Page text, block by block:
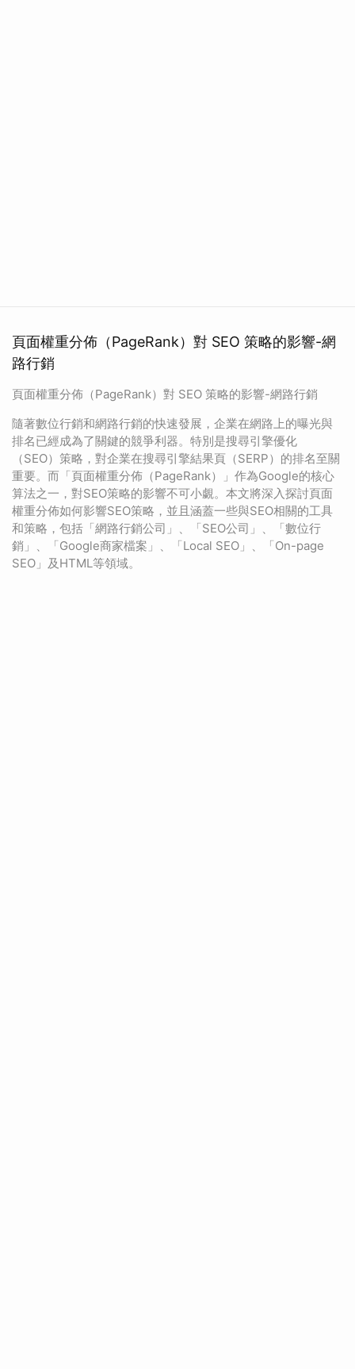
頁面權重分佈（PageRank）對 SEO 策略的影響-網
路行銷
頁面權重分佈（PageRank）對 SEO 策略的影響-網路行銷
隨著數位行銷和網路行銷的快速發展，企業在網路上的曝光與
排名已經成為了關鍵的競爭利器。特別是搜尋引擎優化
（SEO）策略，對企業在搜尋引擎結果頁（SERP）的排名至關
重要。而「頁面權重分佈（PageRank）」作為Google的核心
算法之一，對SEO策略的影響不可小覷。本文將深入探討頁面
權重分佈如何影響SEO策略，並且涵蓋一些與SEO相關的工具
和策略，包括「網路行銷公司」、「SEO公司」、「數位行
銷」、「Google商家檔案」、「Local SEO」、「On-page
SEO」及HTML等領域。